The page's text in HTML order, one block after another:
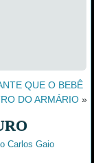
QUE O BEBÊ
DO ARMÁRIO»
Carlos Gaio